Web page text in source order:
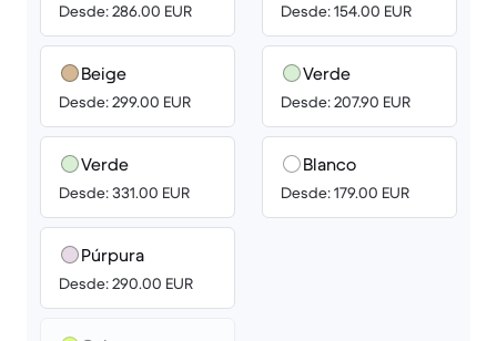
Desde: 286.00 EUR
Beige
Desde: 299.00 EUR
Verde
Desde: 331.00 EUR
Púrpura
Desde: 290.00 EUR
Desde: 154.00 EUR
Verde
Desde: 207.90 EUR
Blanco
Desde: 179.00 EUR